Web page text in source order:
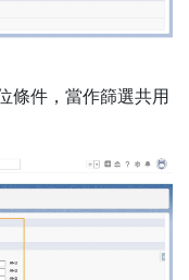
條件，當作篩選共用